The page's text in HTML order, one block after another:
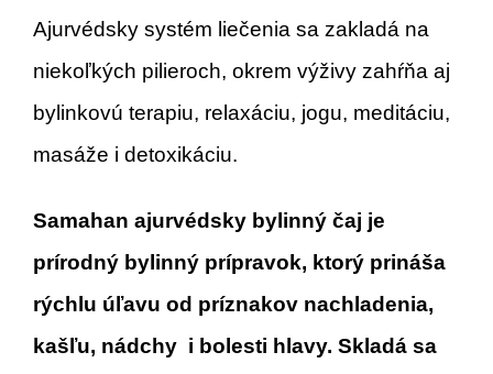
Ajurvédsky systém liečenia sa zakladá na
niekoľkých pilieroch, okrem výživy zahŕňa aj
bylinkovú terapiu, relaxáciu, jogu, meditáciu,
masáže i detoxikáciu.
Samahan ajurvédsky bylinný čaj je
prírodný bylinný prípravok, ktorý prináša
rýchlu úľavu od príznakov nachladenia,
kašľu, nádchy i bolesti hlavy. Skladá sa